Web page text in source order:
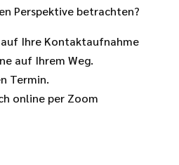
Perspektive betrachten?
Ihre Kontaktaufnahme
auf Ihrem Weg.
Termin.
online per Zoom